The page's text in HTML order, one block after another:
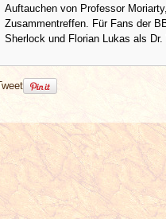
Auftauchen von Professor
Zusammentreffen. Für Fans der
Sherlock und Florian Lukas als Dr.